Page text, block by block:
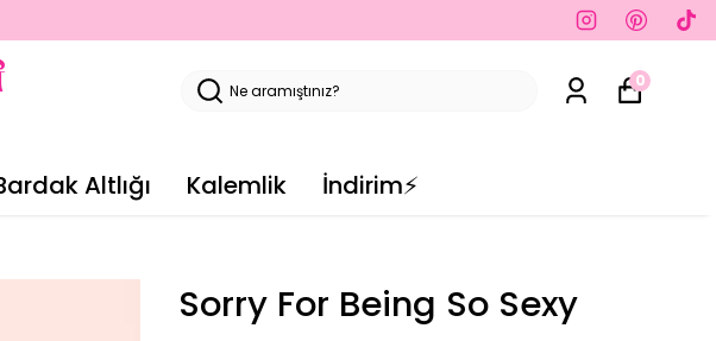
Altlığı Kalemlik İndirim⚡️
0
Sorry For Being So Sexy